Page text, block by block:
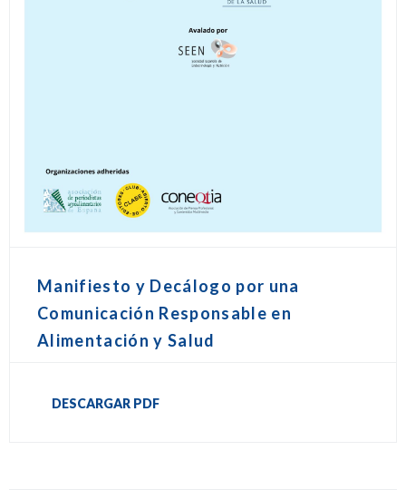
Manifiesto y Decálogo por una
Comunicación Responsable en
Alimentación y Salud
DESCARGAR PDF